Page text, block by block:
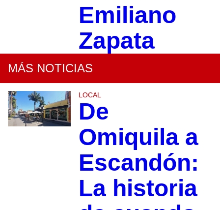
Emiliano
Zapata
MÁS NOTICIAS
LOCAL
De
Omiquila a
Escandón:
La historia